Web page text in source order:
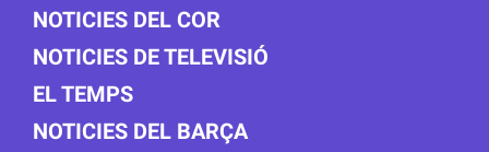
NOTICIES DEL COR
NOTICIES DE TELEVISIÓ
EL TEMPS
NOTICIES DEL BARÇA